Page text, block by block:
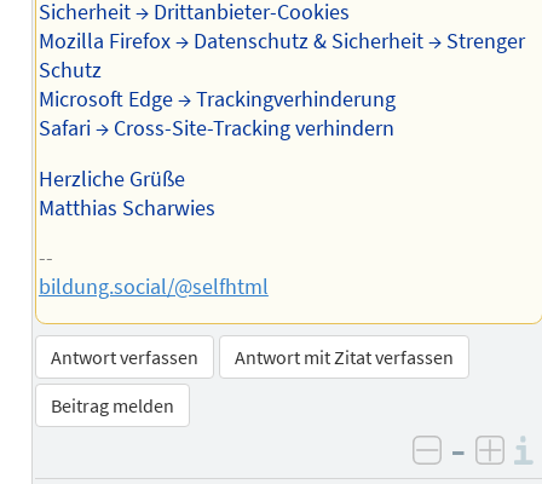
Sicherheit → Drittanbieter-Cookies
Mozilla Firefox → Datenschutz & Sicherheit → Strenger
Schutz
Microsoft Edge → Trackingverhinderung
Safari → Cross-Site-Tracking verhindern
Herzliche Grüße
Matthias Scharwies
--
bildung.social/@selfhtml
Antwort verfassen
Antwort mit Zitat verfassen
Beitrag melden
negativ
–